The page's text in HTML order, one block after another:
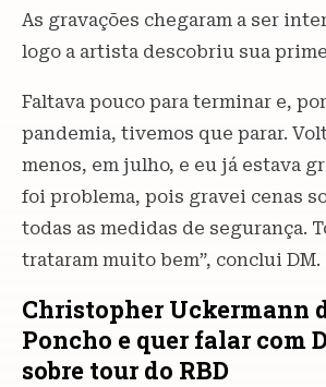
As gravações chegaram a ser
logo a artista descobriu sua
Faltava pouco para terminar e,
pandemia, tivemos que parar.
menos, em julho, e eu já estava
foi problema, pois gravei cenas
todas as medidas de segurança.
trataram muito bem”, conclui DM.
Christopher Uckermann
Poncho e quer falar com
sobre tour do RBD